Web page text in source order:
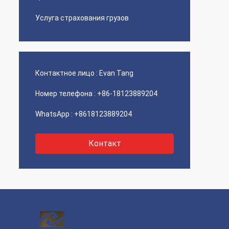
Услуга страхования грузов
Контактное лицо : Evan Tang
Номер телефона : +86-18123889204
WhatsApp : +8618123889204
Контакт